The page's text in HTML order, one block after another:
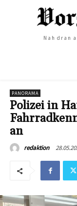
Nah dran
PANORAMA
Polizei in
an
redaktion